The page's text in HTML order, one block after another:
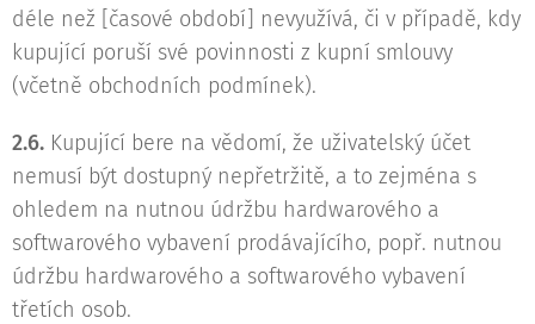
déle než [časové období] nevyužívá, či v případě, kdy
kupující poruší své povinnosti z kupní smlouvy
(včetně obchodních podmínek).
2.6. Kupující bere na vědomí, že uživatelský účet
nemusí být dostupný nepřetržitě, a to zejména s
ohledem na nutnou údržbu hardwarového a
softwarového vybavení prodávajícího, popř. nutnou
údržbu hardwarového a softwarového vybavení
třetích osob.